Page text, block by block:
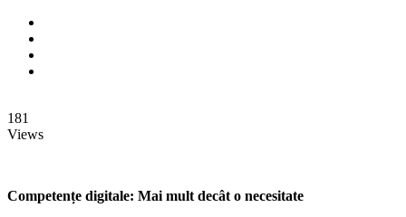
181
Views
Competențe digitale: Mai mult decât o necesitate